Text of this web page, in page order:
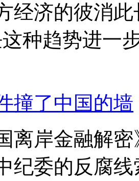
经济的彼消
种趋势进一
撞了中国的墙
离岸金融解
纪委的反腐